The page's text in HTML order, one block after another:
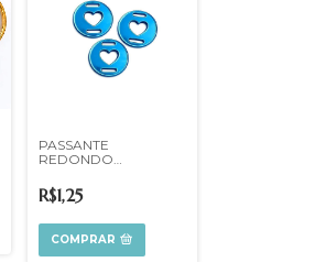
PASSANTE
REDONDO
R$1,25
COMPRAR